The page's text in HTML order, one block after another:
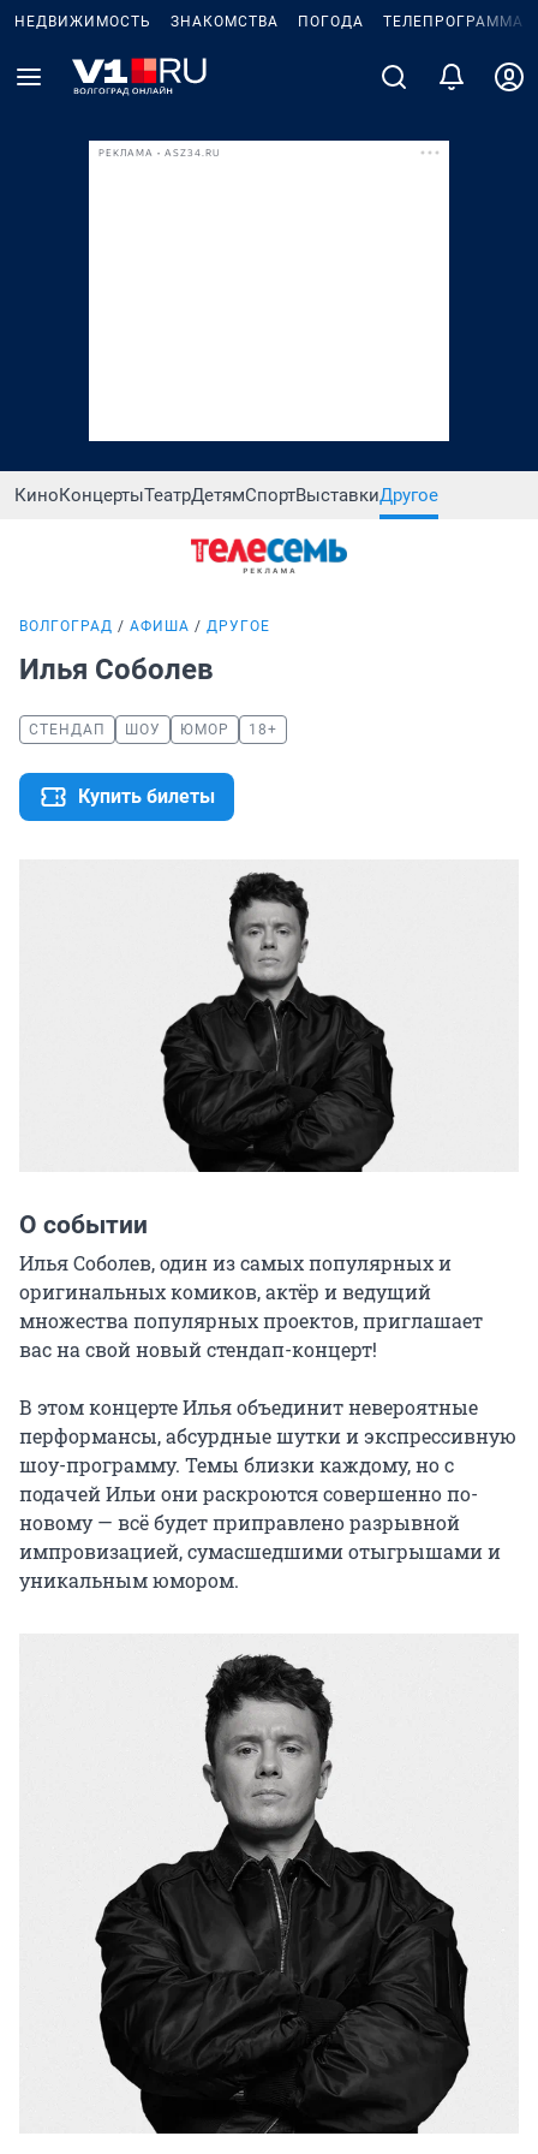
НЕДВИЖИМОСТЬ ЗНАКОМСТВА ПОГОДА ТЕЛЕПРОГРАММА
РЕКЛАМА • ASZ34.RU
КиноКонцертыТеатрДетямСпортВыставкиДругое
ВОЛГОГРАД АФИША ДРУГОЕ
Илья Соболев
СТЕНДАП ШОУ ЮМОР 18+
Купить билеты
О событии
Илья Соболев, один из самых популярных и
оригинальных комиков, актёр и ведущий
множества популярных проектов, приглашает
вас на свой новый стендап-концерт!
В этом концерте Илья объединит невероятные
перформансы, абсурдные шутки и экспрессивную
шоу-программу. Темы близки каждому, но с
подачей Ильи они раскроются совершенно по-
новому — всё будет приправлено разрывной
импровизацией, сумасшедшими отыгрышами и
уникальным юмором.